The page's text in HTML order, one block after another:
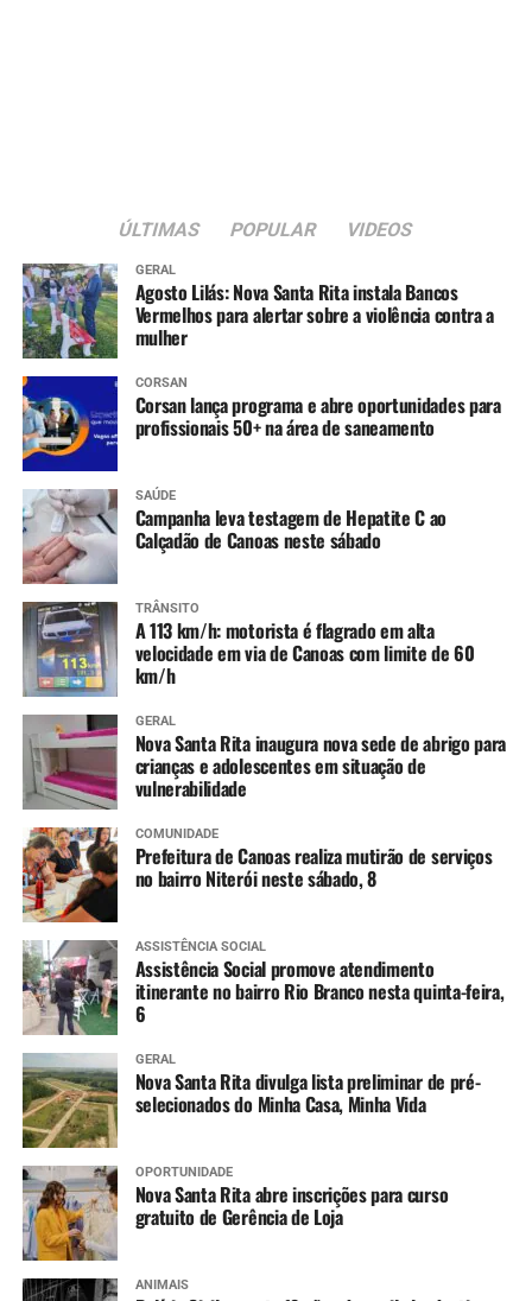
ÚLTIMAS POPULAR VIDEOS
GERAL
Agosto Lilás: Nova Santa Rita instala Bancos
Vermelhos para alertar sobre a violência contra a
mulher
CORSAN
Corsan lança programa e abre oportunidades para
profissionais 50+ na área de saneamento
SAÚDE
Campanha leva testagem de Hepatite C ao
Calçadão de Canoas neste sábado
TRÂNSITO
A 113 km/h: motorista é flagrado em alta
velocidade em via de Canoas com limite de 60
km/h
GERAL
Nova Santa Rita inaugura nova sede de abrigo para
crianças e adolescentes em situação de
vulnerabilidade
COMUNIDADE
Prefeitura de Canoas realiza mutirão de serviços
no bairro Niterói neste sábado, 8
ASSISTÊNCIA SOCIAL
Assistência Social promove atendimento
itinerante no bairro Rio Branco nesta quinta-feira,
6
GERAL
Nova Santa Rita divulga lista preliminar de pré-
selecionados do Minha Casa, Minha Vida
OPORTUNIDADE
Nova Santa Rita abre inscrições para curso
gratuito de Gerência de Loja
ANIMAIS